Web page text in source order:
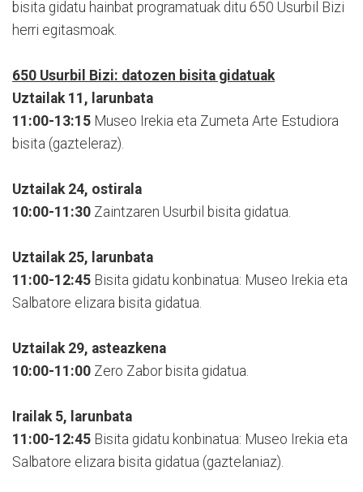
bisita gidatu hainbat programatuak ditu 650 Usurbil Bizi
herri egitasmoak.
650 Usurbil Bizi: datozen bisita gidatuak
Uztailak 11, larunbata
11:00-13:15 Museo Irekia eta Zumeta Arte Estudiora
bisita (gazteleraz).
Uztailak 24, ostirala
10:00-11:30 Zaintzaren Usurbil bisita gidatua.
Uztailak 25, larunbata
11:00-12:45 Bisita gidatu konbinatua: Museo Irekia eta
Salbatore elizara bisita gidatua.
Uztailak 29, asteazkena
10:00-11:00 Zero Zabor bisita gidatua.
Irailak 5, larunbata
11:00-12:45 Bisita gidatu konbinatua: Museo Irekia eta
Salbatore elizara bisita gidatua (gaztelaniaz).